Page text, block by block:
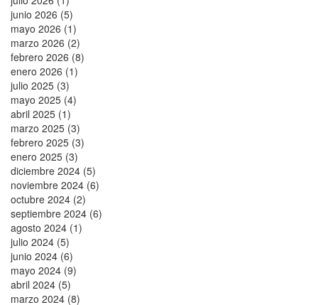
junio 2026 (5)
mayo 2026 (1)
marzo 2026 (2)
febrero 2026 (8)
enero 2026 (1)
julio 2025 (3)
mayo 2025 (4)
abril 2025 (1)
marzo 2025 (3)
febrero 2025 (3)
enero 2025 (3)
diciembre 2024 (5)
noviembre 2024 (6)
octubre 2024 (2)
septiembre 2024 (6)
agosto 2024 (1)
julio 2024 (5)
junio 2024 (6)
mayo 2024 (9)
abril 2024 (5)
marzo 2024 (8)